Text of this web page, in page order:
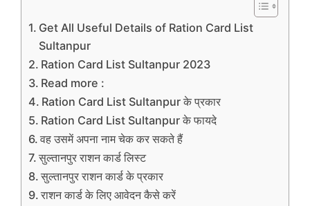
Get All Useful Details of Ration Card List
Sultanpur
Ration Card List Sultanpur 2023
Read more :
Ration Card List Sultanpur के प्रकार
Ration Card List Sultanpur के फायदे
वह उसमें अपना नाम चेक कर सकते हैं
सुल्तानपुर राशन कार्ड लिस्ट
सुल्तानपुर राशन कार्ड के प्रकार
राशन कार्ड के लिए आवेदन कैसे करें